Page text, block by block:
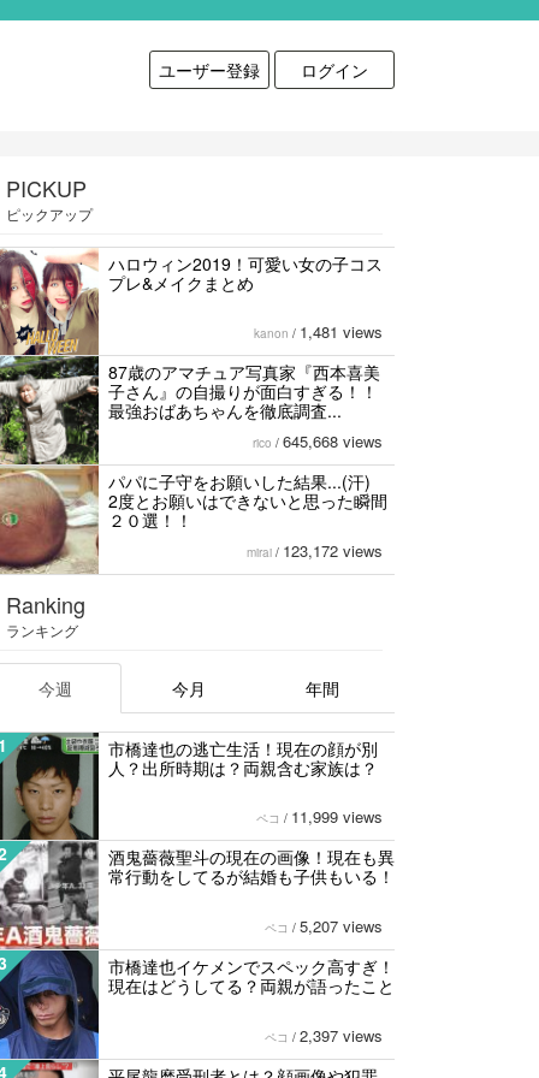
ユーザー登録 ログイン
PICKUP
ピックアップ
ハロウィン2019！可愛い女の子コス
プレ&メイクまとめ
kanon / 1,481 views
87歳のアマチュア写真家『西本喜美
子さん』の自撮りが面白すぎる！！
最強おばあちゃんを徹底調査...
rico / 645,668 views
パパに子守をお願いした結果...(汗)
2度とお願いはできないと思った瞬間
２０選！！
mirai / 123,172 views
Ranking
ランキング
今週 今月 年間
市橋達也の逃亡生活！現在の顔が別
人？出所時期は？両親含む家族は？
ペコ / 11,999 views
酒鬼薔薇聖斗の現在の画像！現在も異
常行動をしてるが結婚も子供もいる！
ペコ / 5,207 views
市橋達也イケメンでスペック高すぎ！
現在はどうしてる？両親が語ったこと
ペコ / 2,397 views